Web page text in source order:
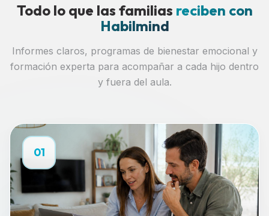
Todo lo que las familias reciben con
Habilmind
Informes claros, programas de bienestar emocional y
formación experta para acompañar a cada hijo dentro
y fuera del aula.
01